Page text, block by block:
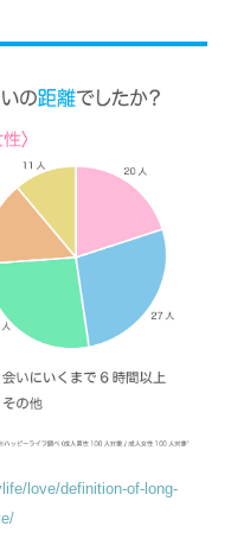
love/definition-of-long-